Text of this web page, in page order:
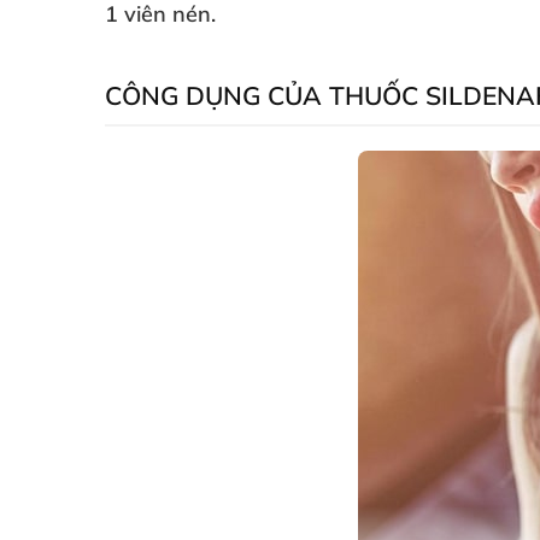
1 viên nén.
CÔNG DỤNG CỦA THUỐC